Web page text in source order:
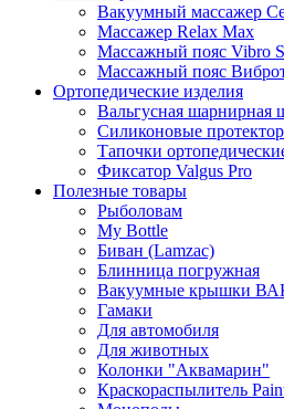
Вакуумный массажер
Массажер Relax Max
Массажный пояс Vibro
Массажный пояс
Ортопедические изделия
Вальгусная шарнирная
Силиконовые
Тапочки
Фиксатор Valgus Pro
Полезные товары
Рыболовам
My Bottle
Биван (Lamzac)
Блинница погружная
Вакуумные крышки
Гамаки
Для автомобиля
Для животных
Колонки "Аквамарин"
Краскораспылитель